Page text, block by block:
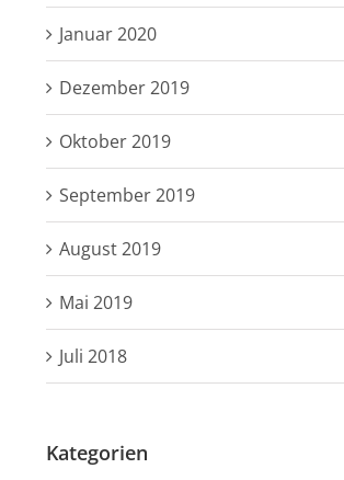
Januar 2020
Dezember 2019
Oktober 2019
September 2019
August 2019
Mai 2019
Juli 2018
Kategorien